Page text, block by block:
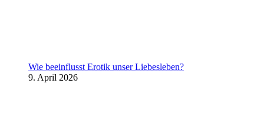
Wie beeinflusst Erotik unser Liebesleben?
9. April 2026